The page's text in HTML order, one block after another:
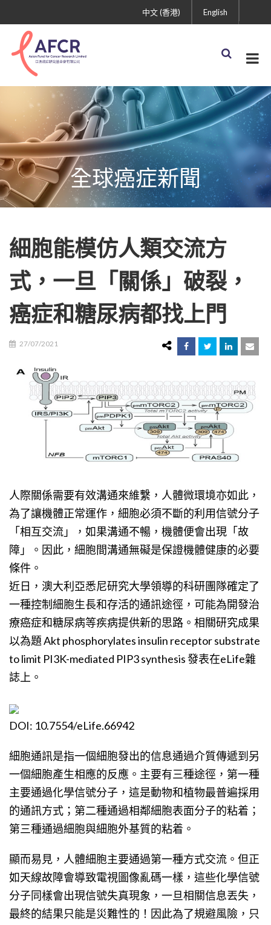
English
中文 (香港)
全球癌症新聞
細胞能模仿人類交流方
式，一旦「關係」破裂，
癌症和糖尿病都找上門
27/07/2021
人際關係需要有效溝通來維繫，人體微環境亦如此，
為了讓機體正常運作，細胞必須不斷的利用信號分子
「相互交流」，如果溝通不暢，機體便會出現「故
障」。因此，細胞間溝通無礙是保證機體健康的必要
條件。
近日，澳大利亞悉尼研究大學領導的科研團隊確定了
一種控制細胞生長和存活的通訊途徑，可能為開發治
療癌症和糖尿病等疾病提供新的思路。相關研究成果
以為題 Akt phosphorylates insulin receptor substrate
to limit PI3K-mediated PIP3 synthesis 發表在eLife雜
誌上。
DOI: 10.7554/eLife.66942
細胞通訊是指一個細胞發出的信息通過介質傳遞到另
一個細胞產生相應的反應。主要有三種途徑，第一種
主要通過化學信號分子，這是動物和植物最普遍採用
的通訊方式；第二種通過相鄰細胞表面分子的粘着；
第三種通過細胞與細胞外基質的粘着。
顯而易見，人體細胞主要通過第一種方式交流。但正
如天線故障會導致電視圖像亂碼一樣，這些化學信號
分子同樣會出現信號失真現象，一旦相關信息丟失，
最終的結果只能是災難性的！因此為了規避風險，只